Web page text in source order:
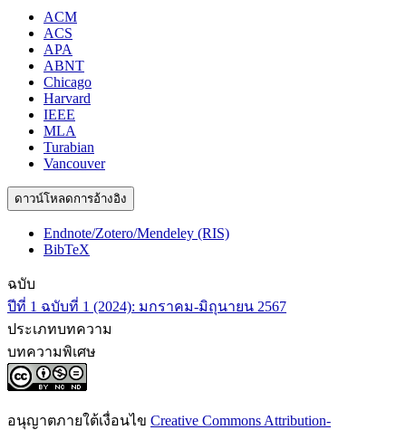
ACM
ACS
APA
ABNT
Chicago
Harvard
IEEE
MLA
Turabian
Vancouver
ดาวน์โหลดการอ้างอิง
Endnote/Zotero/Mendeley (RIS)
BibTeX
ฉบับ
ปีที่ 1 ฉบับที่ 1 (2024): มกราคม-มิถุนายน 2567
ประเภทบทความ
บทความพิเศษ
อนุญาตภายใต้เงื่อนไข Creative Commons Attribution-